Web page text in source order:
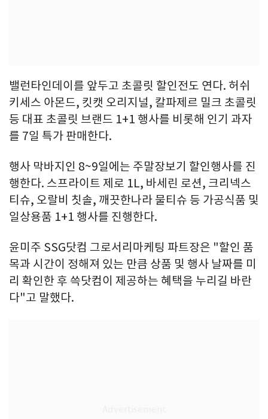
밸런타인데이를 앞두고 초콜릿 할인전도 연다. 허쉬
키세스 아몬드, 킷캣 오리지널, 칼파제르 밀크 초콜릿
등 대표 초콜릿 브랜드 1+1 행사를 비롯해 인기 과자
를 7일 특가 판매한다.
행사 막바지인 8~9일에는 주말장보기 할인행사를 진
행한다. 스프라이트 제로 1L, 바세린 로션, 크리넥스
티슈, 오랄비 칫솔, 깨끗한나라 물티슈 등 가공식품 및
일상용품 1+1 행사를 진행한다.
윤미주 SSG닷컴 그로서리마케팅 파트장은 "할인 품
목과 시간이 정해져 있는 만큼 상품 및 행사 날짜를 미
리 확인한 후 쓱닷컴이 제공하는 혜택을 누리길 바란
다"고 말했다.